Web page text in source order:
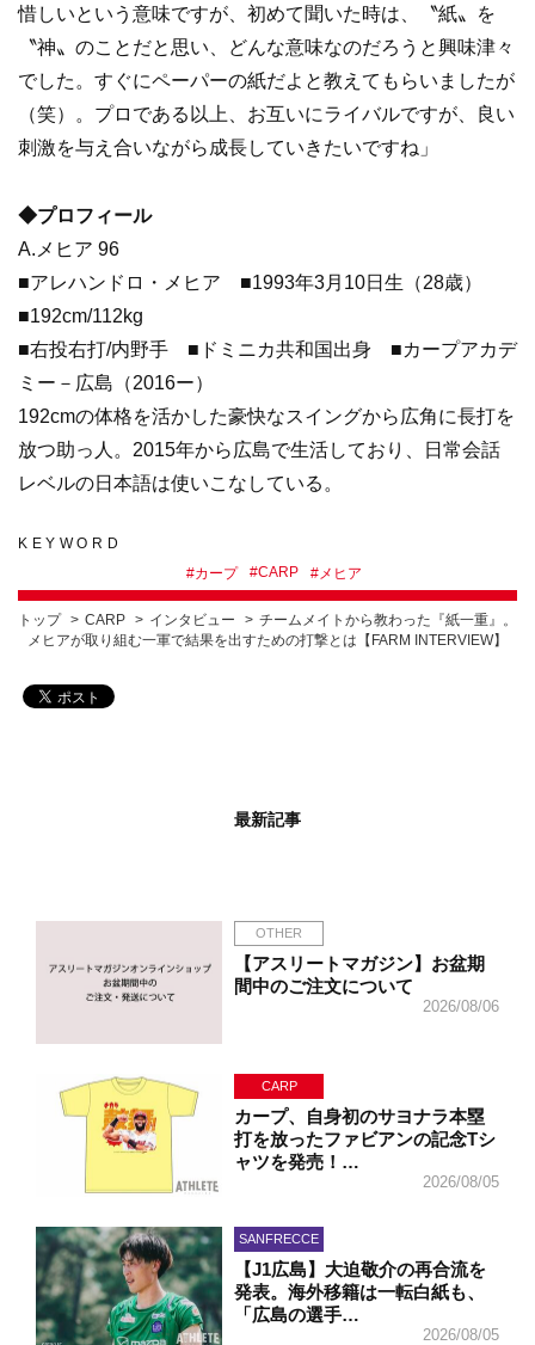
惜しいという意味ですが、初めて聞いた時は、〝紙〟を
〝神〟のことだと思い、どんな意味なのだろうと興味津々
でした。すぐにペーパーの紙だよと教えてもらいましたが
（笑）。プロである以上、お互いにライバルですが、良い
刺激を与え合いながら成長していきたいですね」
◆プロフィール
A.メヒア 96
■アレハンドロ・メヒア ■1993年3月10日生（28歳）
■192cm/112kg
■右投右打/内野手 ■ドミニカ共和国出身 ■カープアカデ
ミー－広島（2016ー）
192cmの体格を活かした豪快なスイングから広角に長打を
放つ助っ人。2015年から広島で生活しており、日常会話
レベルの日本語は使いこなしている。
KEYWORD
#カープ #CARP #メヒア
トップ CARP インタビュー
チームメイトから教わった『紙一重』。
メヒアが取り組む一軍で結果を出すための打撃とは【FARM INTERVIEW】
最新記事
OTHER
【アスリートマガジン】お盆期
間中のご注文について
2026/08/06
CARP
カープ、自身初のサヨナラ本塁
打を放ったファビアンの記念Tシ
ャツを発売！…
2026/08/05
SANFRECCE
【J1広島】大迫敬介の再合流を
発表。海外移籍は一転白紙も、
「広島の選手…
2026/08/05